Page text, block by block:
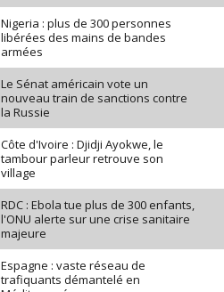
Nigeria : plus de 300 personnes
libérées des mains de bandes
armées
Le Sénat américain vote un
nouveau train de sanctions contre
la Russie
Côte d'Ivoire : Djidji Ayokwe, le
tambour parleur retrouve son
village
RDC : Ebola tue plus de 300 enfants,
l'ONU alerte sur une crise sanitaire
majeure
Espagne : vaste réseau de
trafiquants démantelé en